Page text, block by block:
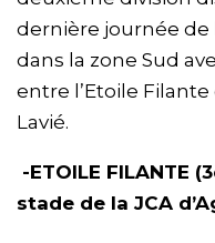
dernière journée de
dans la zone Sud
entre l’Etoile
Lavié.
-ETOILE FILANTE
stade de la JCA